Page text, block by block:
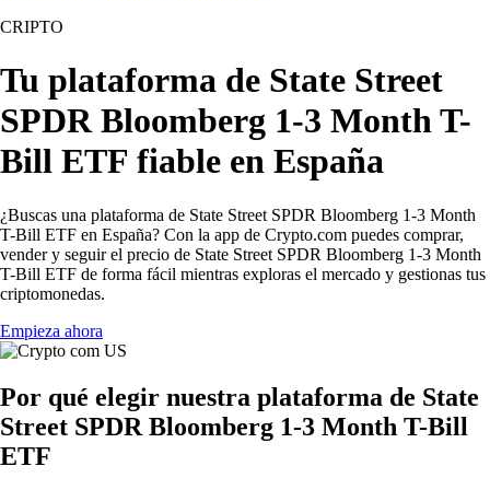
CRIPTO
Tu plataforma de State Street
SPDR Bloomberg 1-3 Month T-
Bill ETF fiable en España
¿Buscas una plataforma de State Street SPDR Bloomberg 1-3 Month
T-Bill ETF en España? Con la app de Crypto.com puedes comprar,
vender y seguir el precio de State Street SPDR Bloomberg 1-3 Month
T-Bill ETF de forma fácil mientras exploras el mercado y gestionas tus
criptomonedas.
Empieza ahora
Por qué elegir nuestra plataforma de State
Street SPDR Bloomberg 1-3 Month T-Bill
ETF